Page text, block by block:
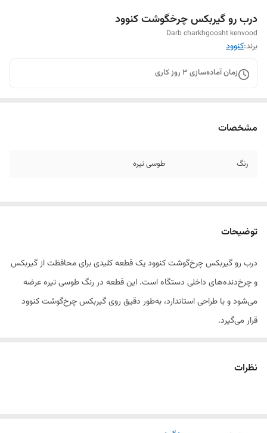
درب رو گیربکس چرخگوشت کنوود
Darb charkhgoosht kenvood
برند:کنوود
زمان آماده‌سازی 3 روز کاری
مشخصات
رنگ طوسی تیره
توضیحات
درب رو گیربکس چرخ‌گوشت کنوود یک قطعه کلیدی برای محافظت از گیربکس
و چرخ‌دنده‌های داخلی دستگاه است. این قطعه در رنگ طوسی تیره عرضه
می‌شود و با طراحی استاندارد، به‌طور دقیق روی گیربکس چرخ‌گوشت کنوود
قرار می‌گیرد.
نظرات